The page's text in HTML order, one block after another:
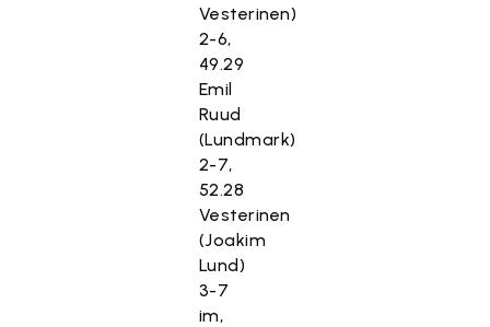
Vesterinen)
2-6,
49.29
Emil
Ruud
(Lundmark)
2-7,
52.28
Vesterinen
(Joakim
Lund)
3-7
im,